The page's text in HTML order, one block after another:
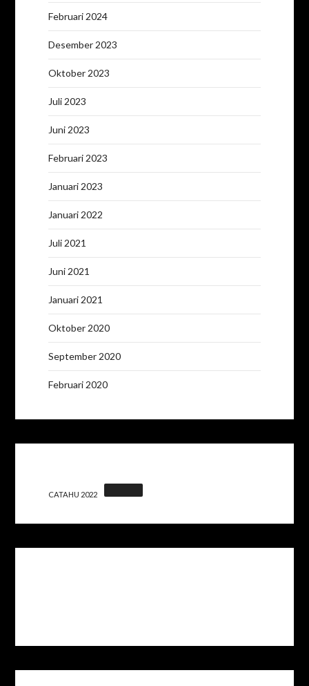
Februari 2024
Desember 2023
Oktober 2023
Juli 2023
Juni 2023
Februari 2023
Januari 2023
Januari 2022
Juli 2021
Juni 2021
Januari 2021
Oktober 2020
September 2020
Februari 2020
CATAHU 2022